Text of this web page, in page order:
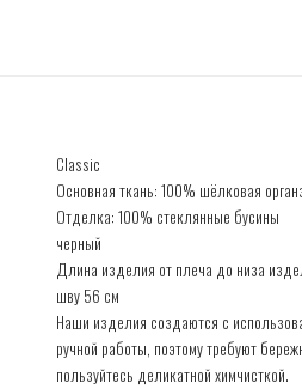
Classic
Основная ткань: 100% шёлковая
Отделка: 100% стеклянные бусины
черный
Длина изделия от плеча до низа
шву 56 см
Наши изделия создаются с
ручной работы, поэтому требуют
пользуйтесь деликатной химчисткой.